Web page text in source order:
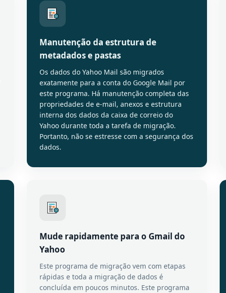
Manutenção da estrutura de
metadados e pastas
Os dados do Yahoo Mail são migrados
exatamente para a conta do Google Mail por
este programa. Há manutenção completa das
propriedades de e-mail, anexos e estrutura
interna dos dados da caixa de correio do
Yahoo durante toda a tarefa de migração.
Portanto, não se estresse com a segurança dos
dados.
Mude rapidamente para o Gmail do
Yahoo
Este programa de migração vem com etapas
rápidas e toda a migração de dados é
concluída em poucos minutos. Este programa